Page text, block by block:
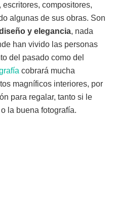
compositores,
algunas de sus obras. Son
y elegancia, nada
han vivido las personas
del pasado como del
cobrará mucha
magníficos interiores, por
para regalar, tanto si le
la buena fotografía.